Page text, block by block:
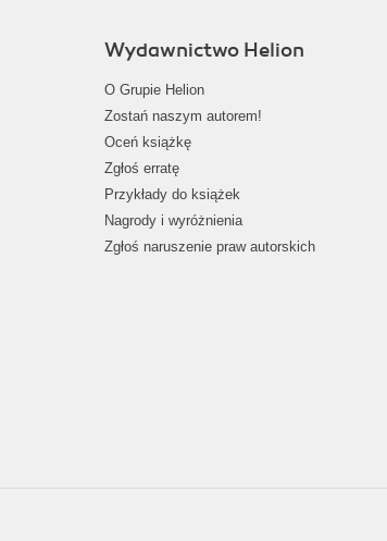
Wydawnictwo Helion
O Grupie Helion
Zostań naszym autorem!
Oceń książkę
Zgłoś erratę
Przykłady do książek
Nagrody i wyróżnienia
Zgłoś naruszenie praw autorskich